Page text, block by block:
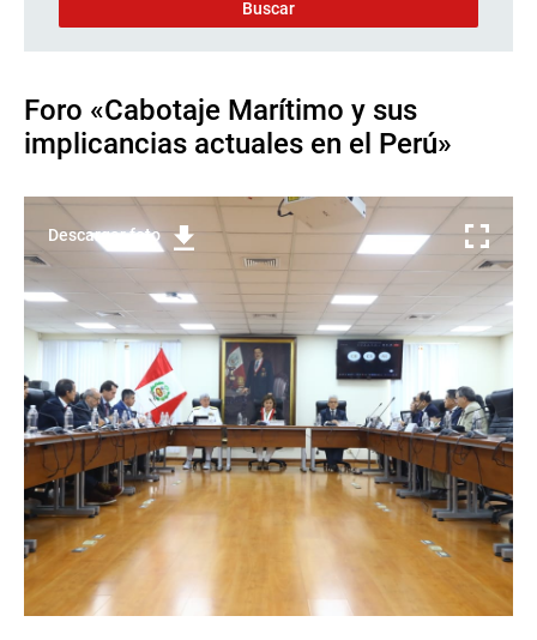
Foro «Cabotaje Marítimo y sus
implicancias actuales en el Perú»
Descargar foto